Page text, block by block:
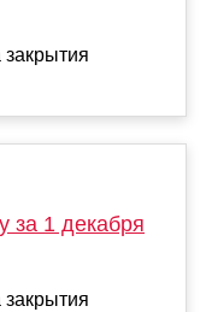
за 1 декабря